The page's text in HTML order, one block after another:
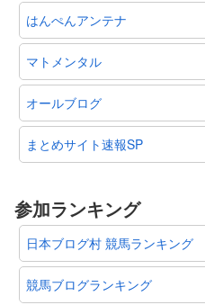
はんぺんアンテナ
マトメンタル
オールブログ
まとめサイト速報SP
参加ランキング
日本ブログ村 競馬ランキング
競馬ブログランキング